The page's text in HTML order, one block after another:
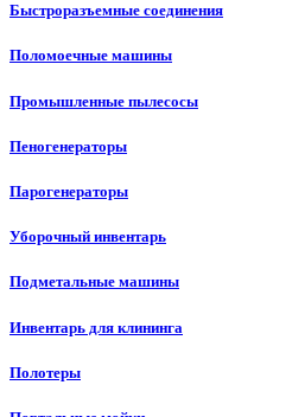
Быстроразъемные соединения
Поломоечные машины
Промышленные пылесосы
Пеногенераторы
Парогенераторы
Уборочный инвентарь
Подметальные машины
Инвентарь для клининга
Полотеры